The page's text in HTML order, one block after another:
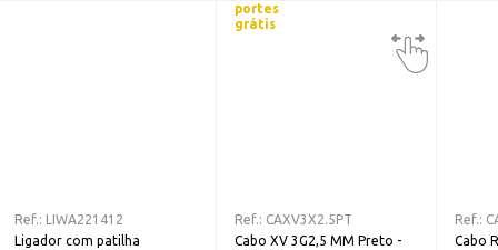
Ref.:
LIWA221412
Ligador com patilha
portes
grátis
Ref.: CAXV3X2.5PT
Cabo XV 3G2,5 MM Preto -
Ref.:
Cabo